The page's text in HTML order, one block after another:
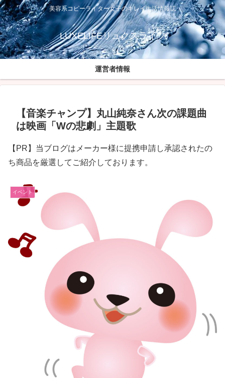
美容系コピーライター女子のキレイ生活情報誌
LUXELIFEリュクスライフ
運営者情報
【音楽チャンプ】丸山純奈さん次の課題曲
は映画「Wの悲劇」主題歌
【PR】当ブログはメーカー様に提携申請し承認されたの
ち商品を厳選してご紹介しております。
イベント